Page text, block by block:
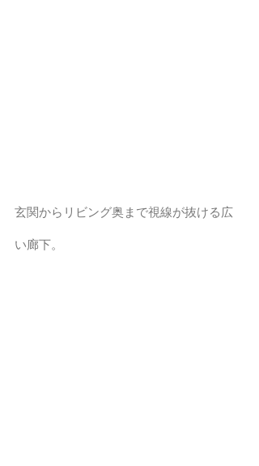
玄関からリビング奥まで視線が抜ける広
い廊下。